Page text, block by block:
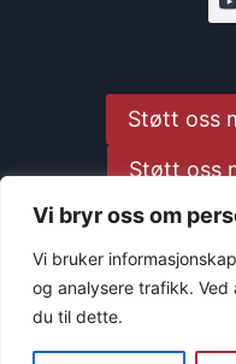
Vi bryr oss om
Vi bruker
og analysere trafikk.
du til dette.
Støtt oss
Støtt oss
Støtt oss
©